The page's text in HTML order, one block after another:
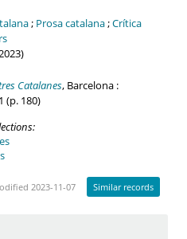
; Prosa catalana;Crítica
Catalanes, Barcelona :
(p. 180)
2023-11-07 Similar records